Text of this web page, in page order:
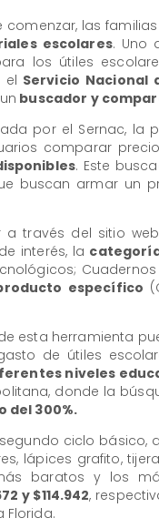
las
escolares. Uno
los útiles
el Servicio Nacional
buscador y
por el Sernac, la
comparar
. Este
buscan armar un
través del sitio
interés, la
específico
esta herramienta
de útiles
niveles
donde la
del 300%.
ciclo básico,
lápices grafito,
baratos y los
y $114.942,
Florida.